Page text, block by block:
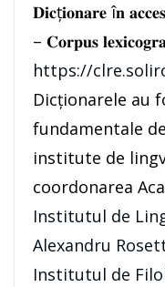
𝐃𝐢𝐜ț𝐢𝐨𝐧𝐚𝐫𝐞 î𝐧
– 𝐂𝐨𝐫𝐩𝐮𝐬
https://
Dicționarele au
fundamentale
institute de
coordonarea
Institutul de
Alexandru
Institutul de